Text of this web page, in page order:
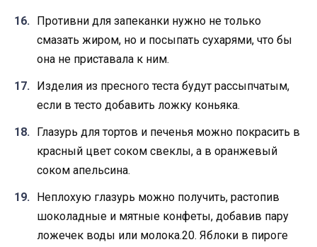
Противни для запеканки нужно не только
смазать жиром, но и посыпать сухарями, что бы
она не приставала к ним.
Изделия из пресного теста будут рассыпчатым,
если в тесто добавить ложку коньяка.
Глазурь для тортов и печенья можно покрасить в
красный цвет соком свеклы, а в оранжевый
соком апельсина.
Неплохую глазурь можно получить, растопив
шоколадные и мятные конфеты, добавив пару
ложечек воды или молока.20. Яблоки в пироге